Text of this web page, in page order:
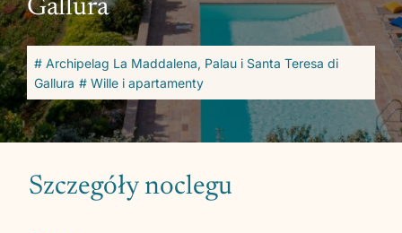
Gallura
# Archipelag La Maddalena, Palau i Santa Teresa di
Gallura # Wille i apartamenty
Szczegóły noclegu